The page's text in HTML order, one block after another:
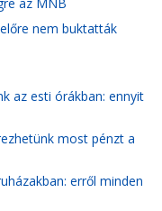
nem buktatták
az esti órákban: ennyit
most pénzt a
erről minden